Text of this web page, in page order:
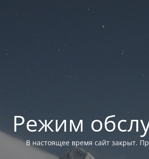
Режим
В настоящее время сайт закрыт.